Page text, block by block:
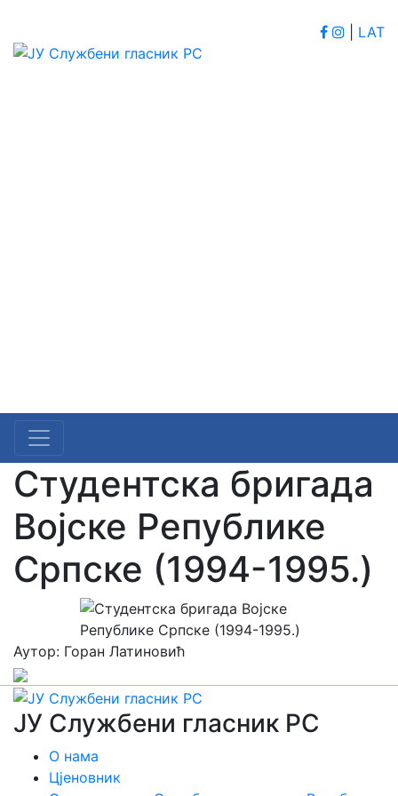
LAT
Студентска бригада
Војске Републике
Српске (1994-1995.)
Аутор: Горан Латиновић
ЈУ Службени гласник РС
О нама
Цјеновник